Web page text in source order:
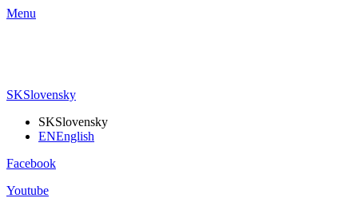
Menu
SKSlovensky
SKSlovensky
ENEnglish
Facebook
Youtube